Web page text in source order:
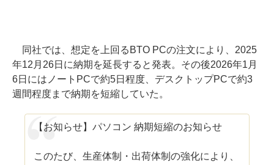
同社では、想定を上回るBTO PCの注文により、2025
年12月26日に納期を延長すると発表。その後2026年1月
6日にはノートPCで約5日程度、デスクトップPCで約3
週間程度まで納期を短縮していた。
【お知らせ】パソコン 納期短縮のお知らせ
このたび、生産体制・出荷体制の強化により、